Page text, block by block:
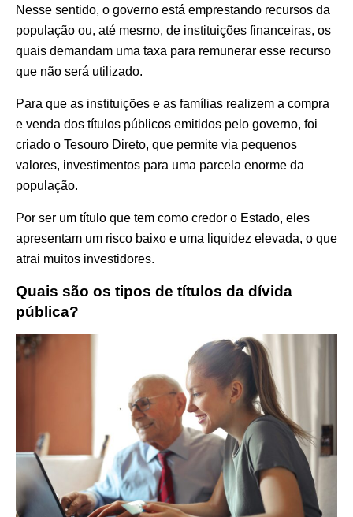
Nesse sentido, o governo está emprestando recursos da
população ou, até mesmo, de instituições financeiras, os
quais demandam uma taxa para remunerar esse recurso
que não será utilizado.
Para que as instituições e as famílias realizem a compra
e venda dos títulos públicos emitidos pelo governo, foi
criado o Tesouro Direto, que permite via pequenos
valores, investimentos para uma parcela enorme da
população.
Por ser um título que tem como credor o Estado, eles
apresentam um risco baixo e uma liquidez elevada, o que
atrai muitos investidores.
Quais são os tipos de títulos da dívida
pública?